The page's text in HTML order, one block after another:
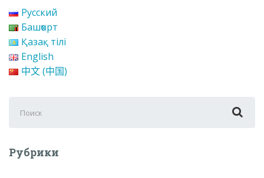
Русский
Башҡорт
Қазақ тілі
English
中文 (中国)
для:
Рубрики